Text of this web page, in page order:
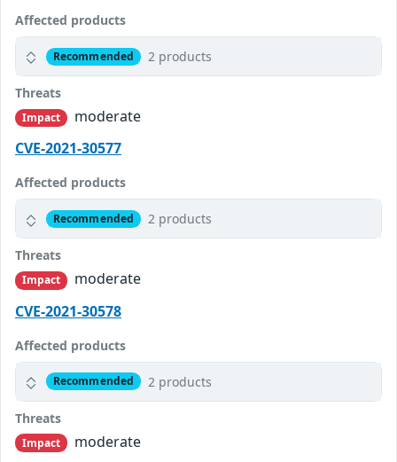
Affected products
Recommended 2 products
Threats
Impact
moderate
CVE-2021-30577
Affected products
Recommended 2 products
Threats
Impact
moderate
CVE-2021-30578
Affected products
Recommended 2 products
Threats
Impact
moderate